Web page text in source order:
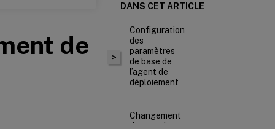
de
>
DANS CET ARTICLE
Configuration
des
paramètres
de base de
l’agent de
déploiement
Changement
du type de